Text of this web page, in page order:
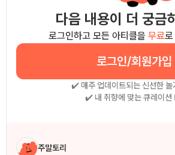
다음 내용이 더 궁금
로그인하고 모든 아티클을 무료
로그인/회원가입
✔️ 매주 업데이트되는 신선한 놀
✔️ 내 취향에 맞는 큐레이션
작성자 소개
주말토리